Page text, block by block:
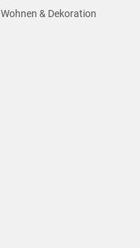
Wohnen & Dekoration